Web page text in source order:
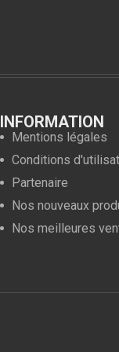
INFORMATION
Mentions légales
Conditions
Partenaire
Nos nouveaux
Nos meilleures